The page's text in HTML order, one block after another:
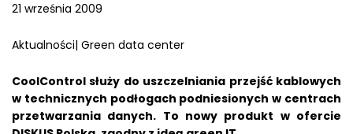
21 września 2009
Aktualności| Green data center
CoolControl służy do uszczelniania przejść kablowych
w technicznych podłogach podniesionych w centrach
przetwarzania danych. To nowy produkt w ofercie